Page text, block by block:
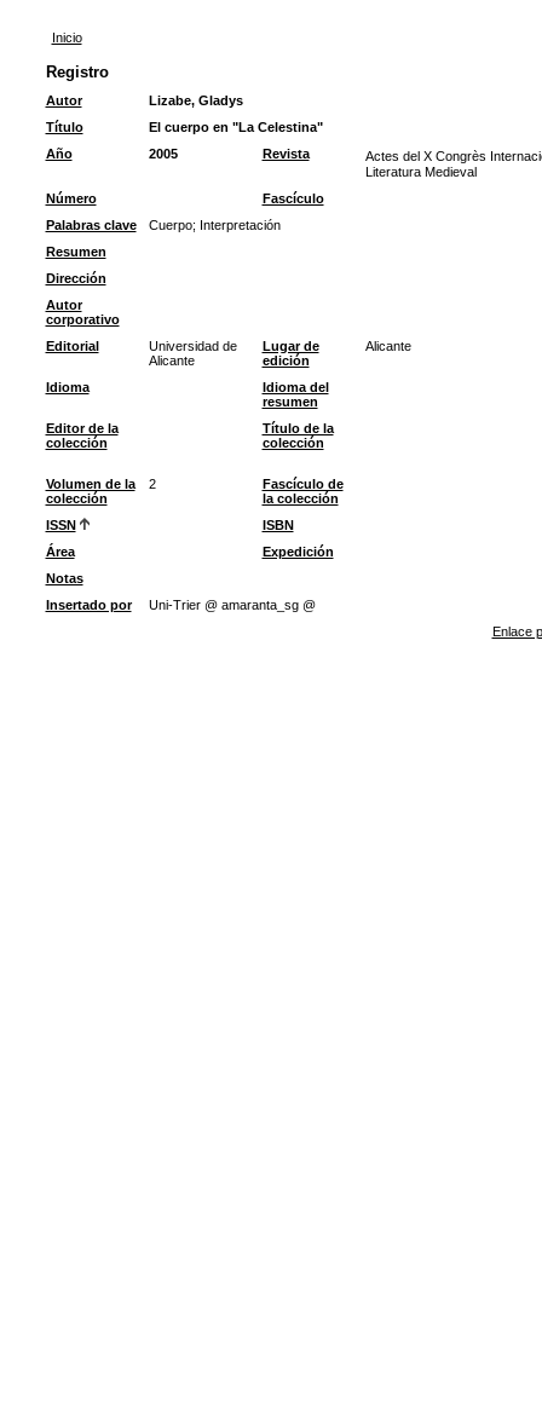
Inicio
Registro
Autor
Lizabe, Gladys
Título
El cuerpo en "La Celestina"
Año
2005 Revista
Actes del X Congrès
Literatura Medieval
Número
Fascículo
Palabras clave
Cuerpo; Interpretación
Resumen
Dirección
Autor
corporativo
Editorial
Universidad de
Alicante
Lugar de
edición
Alicante
Idioma
Idioma del
resumen
Editor de la
colección
Título de la
colección
Volumen de la
colección
2
Fascículo de
la colección
ISSN
ISBN
Área
Expedición
Notas
Insertado por
Uni-Trier @ amaranta_sg @
Enlace